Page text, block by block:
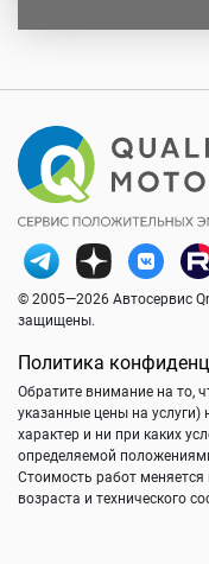
© 2005—2026 Автосервис
защищены.
Политика
Обратите внимание на то,
указанные цены на
характер и ни при каких
определяемой
Стоимость работ
возраста и технического